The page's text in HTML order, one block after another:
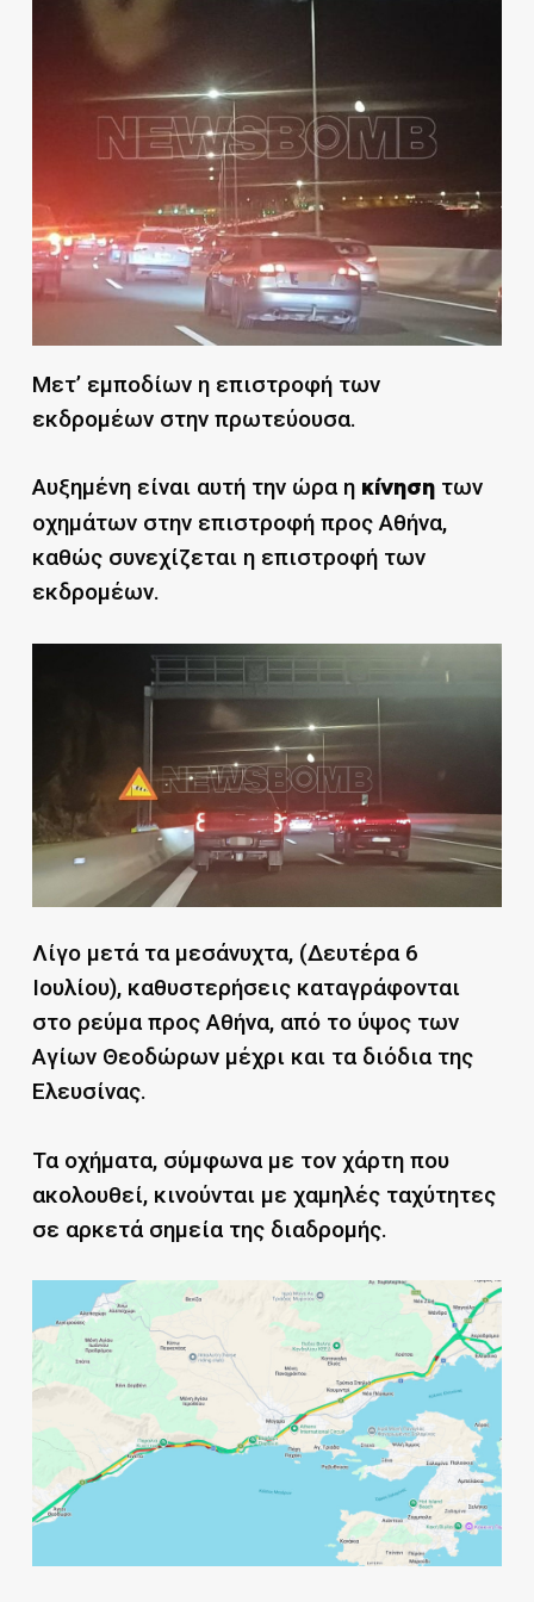
Μετ’ εμποδίων η επιστροφή των
εκδρομέων στην πρωτεύουσα.
Αυξημένη είναι αυτή την ώρα η κίνησητων
οχημάτων στην επιστροφή προς Αθήνα,
καθώς συνεχίζεται η επιστροφή των
εκδρομέων.
Λίγο μετά τα μεσάνυχτα, (Δευτέρα 6
Ιουλίου), καθυστερήσεις καταγράφονται
στο ρεύμα προς Αθήνα, από το ύψος των
Αγίων Θεοδώρων μέχρι και τα διόδια της
Ελευσίνας.
Τα οχήματα, σύμφωνα με τον χάρτη που
ακολουθεί, κινούνται με χαμηλές ταχύτητες
σε αρκετά σημεία της διαδρομής.